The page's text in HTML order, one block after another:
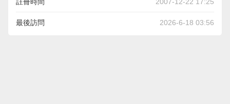
最後訪問 2026-6-18 03:56